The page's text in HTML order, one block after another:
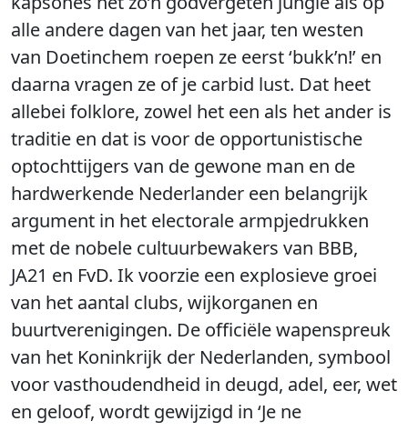
alle andere dagen van het jaar, ten westen
van Doetinchem roepen ze eerst ‘bukk’n!’ en
daarna vragen ze of je carbid lust. Dat heet
allebei folklore, zowel het een als het ander is
traditie en dat is voor de opportunistische
optochttijgers van de gewone man en de
hardwerkende Nederlander een belangrijk
argument in het electorale armpjedrukken
met de nobele cultuurbewakers van BBB,
JA21 en FvD. Ik voorzie een explosieve groei
van het aantal clubs, wijkorganen en
buurtverenigingen. De officiële wapenspreuk
van het Koninkrijk der Nederlanden, symbool
voor vasthoudendheid in deugd, adel, eer, wet
en geloof, wordt gewijzigd in ‘Je ne